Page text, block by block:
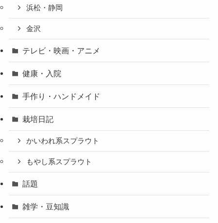
浜松・静岡
金沢
テレビ・映画・アニメ
健康・入院
手作り・ハンドメイド
栽培日記
かいわれ系スプラウト
もやし系スプラウト
話題
雑学・豆知識